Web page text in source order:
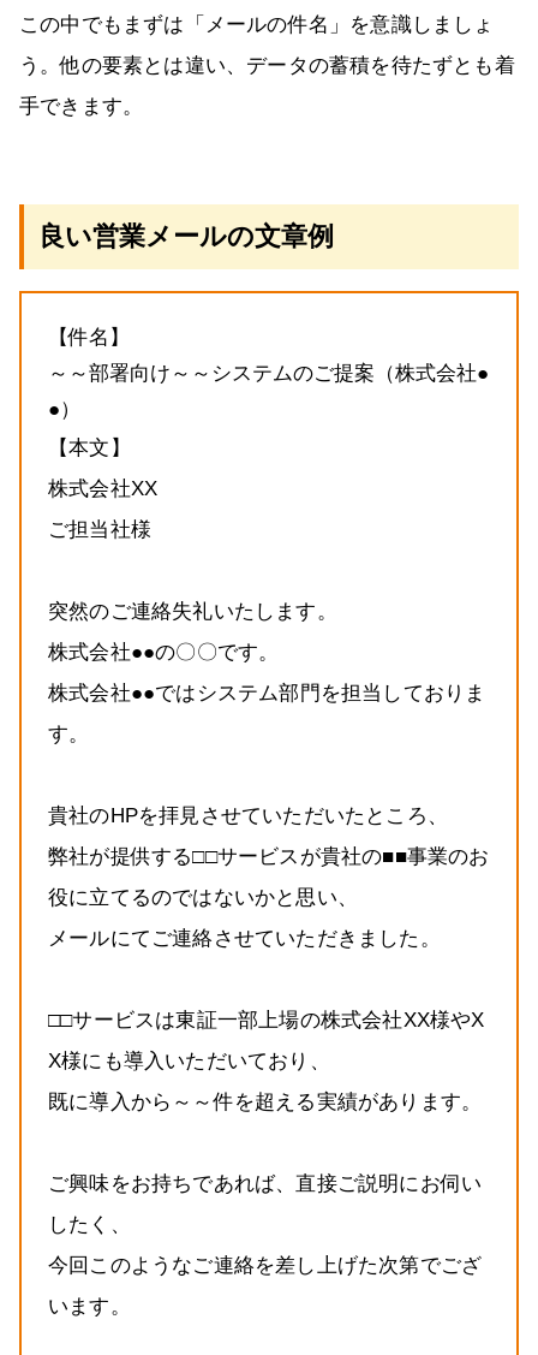
この中でもまずは「メールの件名」を意識しましょ
う。他の要素とは違い、データの蓄積を待たずとも着
手できます。
良い営業メールの文章例
【件名】
～～部署向け～～システムのご提案（株式会社●
●）
【本文】
株式会社XX
ご担当社様
突然のご連絡失礼いたします。
株式会社●●の〇〇です。
株式会社●●ではシステム部門を担当しておりま
す。
貴社のHPを拝見させていただいたところ、
弊社が提供する□□サービスが貴社の■■事業のお
役に立てるのではないかと思い、
メールにてご連絡させていただきました。
□□サービスは東証一部上場の株式会社XX様やX
X様にも導入いただいており、
既に導入から～～件を超える実績があります。
ご興味をお持ちであれば、直接ご説明にお伺い
したく、
今回このようなご連絡を差し上げた次第でござ
います。